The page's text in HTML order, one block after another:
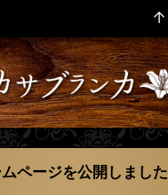
ページを公開しました